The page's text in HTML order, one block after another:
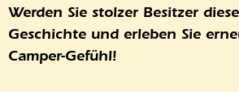
Werden Sie stolzer Besitzer
Geschichte und erleben Sie
Camper-Gefühl!